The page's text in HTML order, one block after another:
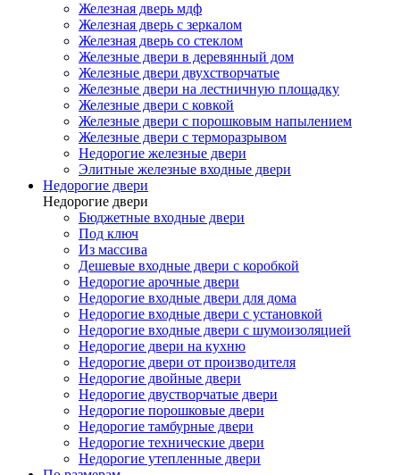
Железная дверь мдф
Железная дверь с зеркалом
Железная дверь со стеклом
Железные двери в деревянный дом
Железные двери двухстворчатые
Железные двери на лестничную площадку
Железные двери с ковкой
Железные двери с порошковым напылением
Железные двери с терморазрывом
Недорогие железные двери
Элитные железные входные двери
Недорогие двери
Недорогие двери
Бюджетные входные двери
Под ключ
Из массива
Дешевые входные двери с коробкой
Недорогие арочные двери
Недорогие входные двери для дома
Недорогие входные двери с установкой
Недорогие входные двери с шумоизоляцией
Недорогие двери на кухню
Недорогие двери от производителя
Недорогие двойные двери
Недорогие двустворчатые двери
Недорогие порошковые двери
Недорогие тамбурные двери
Недорогие технические двери
Недорогие утепленные двери